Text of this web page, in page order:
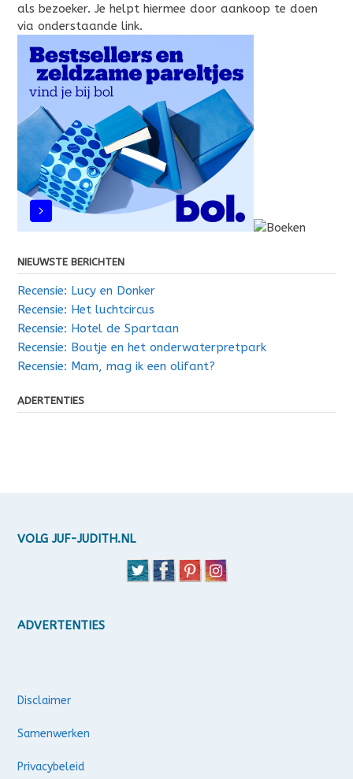
als bezoeker. Je helpt hiermee door aankoop te doen
via onderstaande link.
NIEUWSTE BERICHTEN
Recensie: Lucy en Donker
Recensie: Het luchtcircus
Recensie: Hotel de Spartaan
Recensie: Boutje en het onderwaterpretpark
Recensie: Mam, mag ik een olifant?
ADERTENTIES
VOLG JUF-JUDITH.NL
ADVERTENTIES
Disclaimer
Samenwerken
Privacybeleid